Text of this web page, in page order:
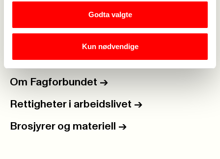
Godta valgte
Kun nødvendige
Kalender ->
Om Fagforbundet ->
Rettigheter i arbeidslivet ->
Brosjyrer og materiell ->